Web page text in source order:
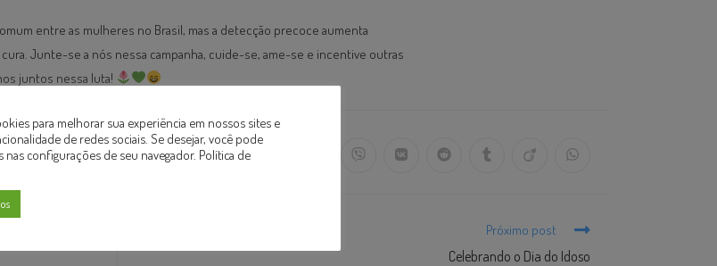
entre as mulheres no Brasil, mas a detecção precoce aumenta
Junte-se a nós nessa campanha, cuide-se, ame-se e incentive outras
juntos nessa luta!
Próximo post
Celebrando o Dia do Idoso
para melhorar sua experiência em nossos sites e
de redes sociais. Se desejar, você pode
nas configurações de seu navegador. Política de